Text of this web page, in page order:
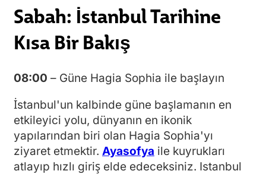
Sabah: İstanbul Tarihine
Kısa Bir Bakış
08:00 – Güne Hagia Sophia ile başlayın
İstanbul'un kalbinde güne başlamanın en
etkileyici yolu, dünyanın en ikonik
yapılarından biri olan Hagia Sophia'yı
ziyaret etmektir. Ayasofya ile kuyrukları
atlayıp hızlı giriş elde edeceksiniz. Istanbul